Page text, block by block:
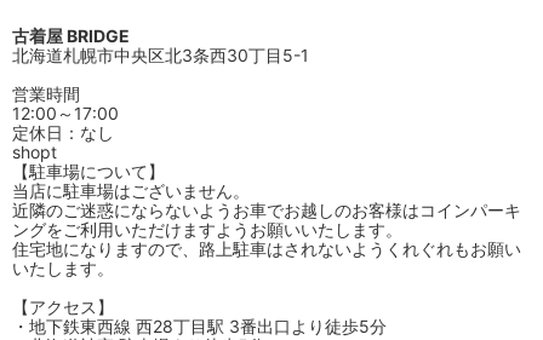
古着屋 BRIDGE
北海道札幌市中央区北3条西30丁目5-1
営業時間
12:00～17:00
定休日：なし
shopt
【駐車場について】
当店に駐車場はございません。
近隣のご迷惑にならないようお車でお越しのお客様はコインパーキ
ングをご利用いただけますようお願いいたします。
住宅地になりますので、路上駐車はされないようくれぐれもお願い
いたします。
【アクセス】
・地下鉄東西線 西28丁目駅 3番出口より徒歩5分